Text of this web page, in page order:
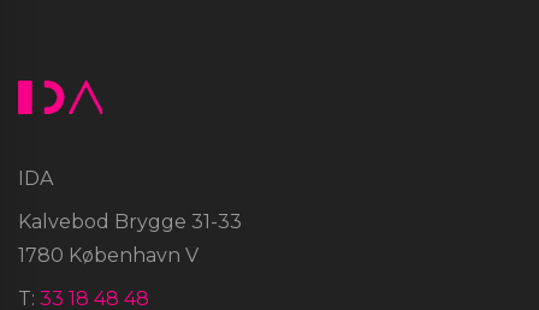
IDA
Kalvebod Brygge 31-33
1780 København V
T: 33 18 48 48